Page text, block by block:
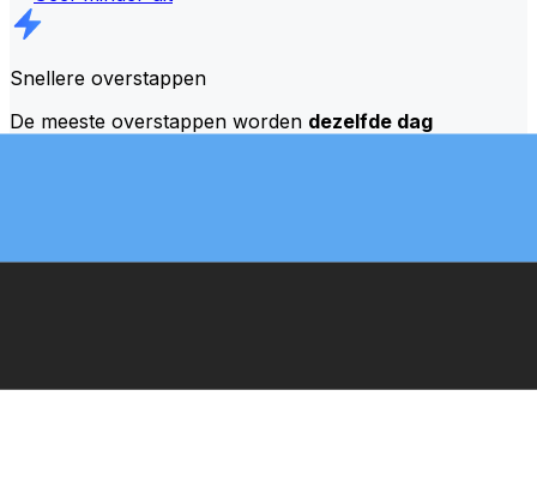
Snellere overstappen
De meeste overstappen worden dezelfde dag
Veelgestelde vragen
Een SWIFT-code—ook bekend als een BIC (Bank